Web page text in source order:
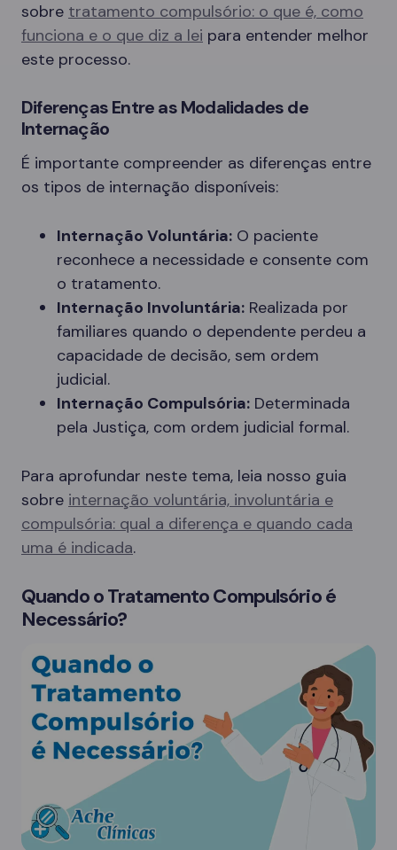
sobre tratamento compulsório: o que é, como
funciona e o que diz a lei para entender melhor
este processo.
Diferenças Entre as Modalidades de
Internação
É importante compreender as diferenças entre
os tipos de internação disponíveis:
Internação Voluntária: O paciente
reconhece a necessidade e consente com
o tratamento.
Internação Involuntária: Realizada por
familiares quando o dependente perdeu a
capacidade de decisão, sem ordem
judicial.
Internação Compulsória: Determinada
pela Justiça, com ordem judicial formal.
Para aprofundar neste tema, leia nosso guia
sobre internação voluntária, involuntária e
compulsória: qual a diferença e quando cada
uma é indicada.
Quando o Tratamento Compulsório é
Necessário?